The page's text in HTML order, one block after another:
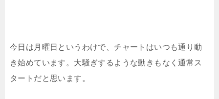
今日は月曜日というわけで、チャートはいつも通り動
き始めています。大騒ぎするような動きもなく通常ス
タートだと思います。